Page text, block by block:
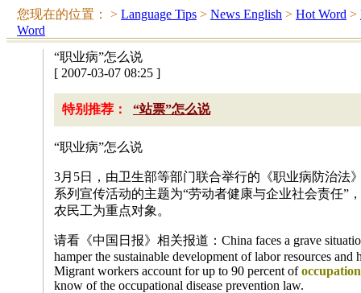
您现在的位置： > Language Tips > News English > Hot Word >
Word
“职业病”怎么说
[ 2007-03-07 08:25 ]
特别推荐： “站票”怎么说
“职业病”怎么说
3月5日，由卫生部等部门联合举行的《职业病防治法
系列宣传活动的主题为“劳动者健康与企业社会责任”
农民工为重点对象。
请看《中国日报》相关报道：China faces a grave
hamper the sustainable development of labor resources
Migrant workers account for up to 90 percent of
know of the occupational disease prevention law.